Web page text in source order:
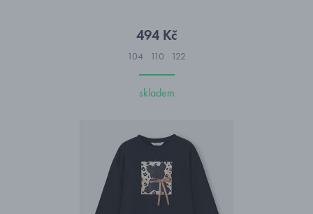
494 Kč
104 110 122
skladem